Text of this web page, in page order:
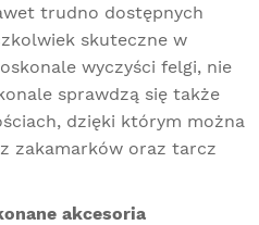
trudno dostępnych
skuteczne w
wyczyści felgi, nie
sprawdzą się także
dzięki którym można
zakamarków oraz tarcz
akcesoria